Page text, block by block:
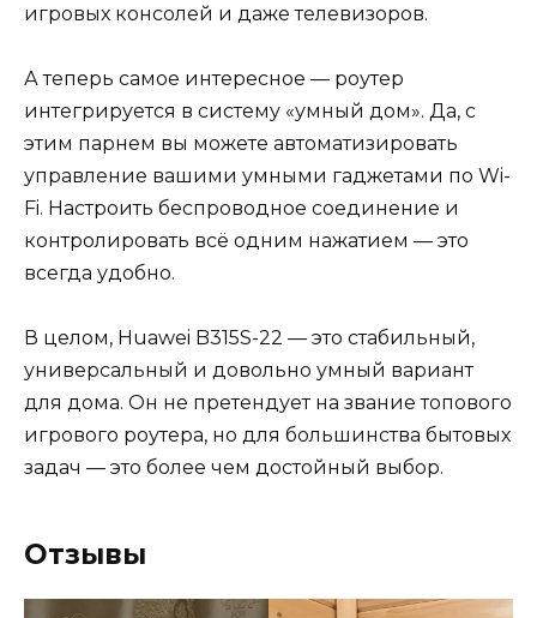
игровых консолей и даже телевизоров.
А теперь самое интересное — роутер
интегрируется в систему «умный дом». Да, с
этим парнем вы можете автоматизировать
управление вашими умными гаджетами по Wi-
Fi. Настроить беспроводное соединение и
контролировать всё одним нажатием — это
всегда удобно.
В целом, Huawei B315S-22 — это стабильный,
универсальный и довольно умный вариант
для дома. Он не претендует на звание топового
игрового роутера, но для большинства бытовых
задач — это более чем достойный выбор.
Отзывы